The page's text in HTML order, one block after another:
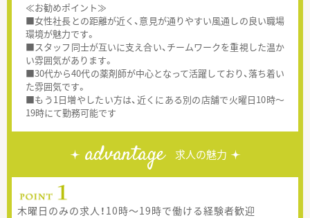
≪お勧めポイント≫
■女性社長との距離が近く、意見が通りやすい風通しの良い職場
環境が魅力です。
■スタッフ同士が互いに支え合い、チームワークを重視した温か
い雰囲気があります。
■30代から40代の薬剤師が中心となって活躍しており、落ち着い
た雰囲気です。
■もう1日増やしたい方は、近くにある別の店舗で火曜日10時～
19時にて勤務可能です
advantage 求人の魅力
木曜日のみの求人！10時～19時で働ける経験者歓迎